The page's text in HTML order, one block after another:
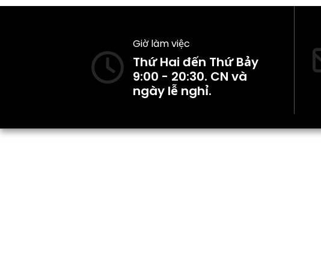
Giờ làm việc
Thứ Hai đến Thứ Bảy
9:00 - 20:30. CN và
ngày lễ nghỉ.